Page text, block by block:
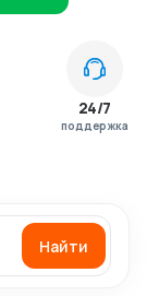
24/7
поддержка
Найти